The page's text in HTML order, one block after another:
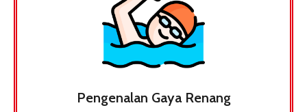
Pengenalan Gaya Renang